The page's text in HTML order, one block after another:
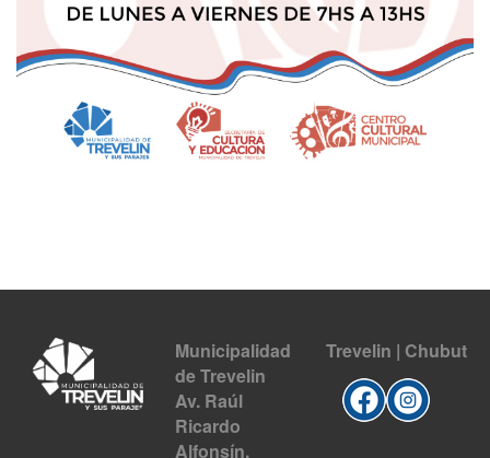
Municipalidad
de Trevelin
Av. Raúl
Ricardo
Alfonsín.
Trevelin | Chubut